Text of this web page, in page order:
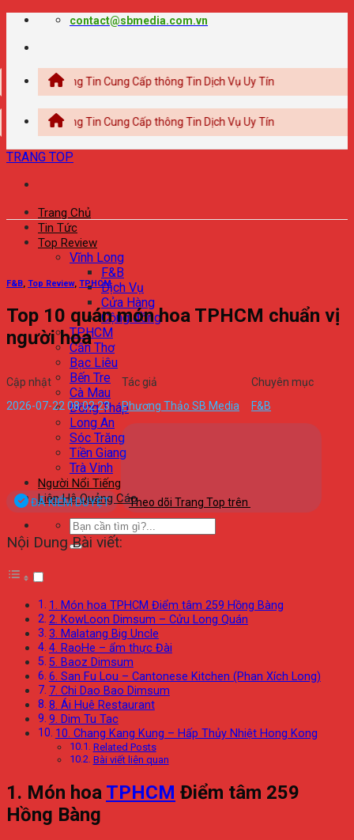
Chuyển
contact@sbmedia.com.vn
Tin Cung Cấp thông Tin Dịch Vụ Uy Tín
Tin Cung Cấp thông Tin Dịch Vụ Uy Tín
TRANG TOP
Trang Chủ
Tin Tức
Top Review
Vĩnh Long
F&B
Dịch Vụ
Cửa Hàng
Cộng đồng
TPHCM
Cần Thơ
Bạc Liêu
Bến Tre
Cà Mau
Đồng Tháp
Long An
Sóc Trăng
Tiền Giang
Trà Vinh
Người Nổi Tiếng
Liên Hệ Quảng Cáo
F&B, Top Review, TPHCM
Top 10 quán món hoa TPHCM chuẩn vị
người hoa
Cập nhật
2026-07-22 08:02:23
Tác giả
Phương Thảo SB Media
Chuyên mục
F&B
ĐÃ KIỂM DUYỆT Theo dõi Trang Top trên
Nội Dung Bài viết:
1. Món hoa TPHCM Điểm tâm 259 Hồng Bàng
2. KowLoon Dimsum – Cửu Long Quán
3. Malatang Big Uncle
4. RaoHe – ẩm thực Đài
5. Baoz Dimsum
6. San Fu Lou – Cantonese Kitchen (Phan Xích Long)
7. Chi Dao Bao Dimsum
8. Ái Huê Restaurant
9. Dim Tu Tac
10. Chang Kang Kung – Hấp Thủy Nhiệt Hong Kong
Related Posts
Bài viết liên quan
1. Món hoa TPHCM Điểm tâm 259
Hồng Bàng